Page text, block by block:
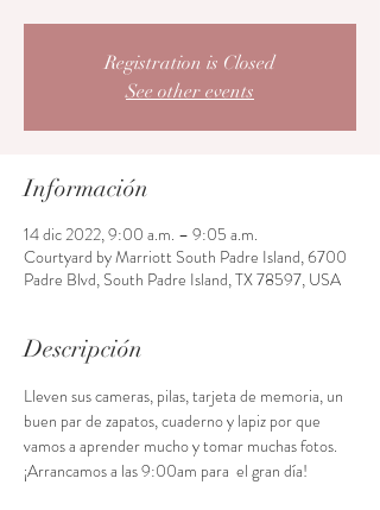
Registration is Closed
See other events
Información
14 dic 2022, 9:00 a.m. – 9:05 a.m.
Courtyard by Marriott South Padre Island, 6700
Padre Blvd, South Padre Island, TX 78597, USA
Descripción
Lleven sus cameras, pilas, tarjeta de memoria, un
buen par de zapatos, cuaderno y lapiz por que
vamos a aprender mucho y tomar muchas fotos.
¡Arrancamos a las 9:00am para  el gran día!